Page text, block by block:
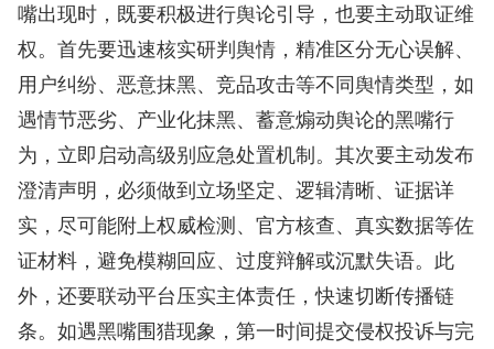
嘴出现时，既要积极进行舆论引导，也要主动取证维
权。首先要迅速核实研判舆情，精准区分无心误解、
用户纠纷、恶意抹黑、竞品攻击等不同舆情类型，如
遇情节恶劣、产业化抹黑、蓄意煽动舆论的黑嘴行
为，立即启动高级别应急处置机制。其次要主动发布
澄清声明，必须做到立场坚定、逻辑清晰、证据详
实，尽可能附上权威检测、官方核查、真实数据等佐
证材料，避免模糊回应、过度辩解或沉默失语。此
外，还要联动平台压实主体责任，快速切断传播链
条。如遇黑嘴围猎现象，第一时间提交侵权投诉与完